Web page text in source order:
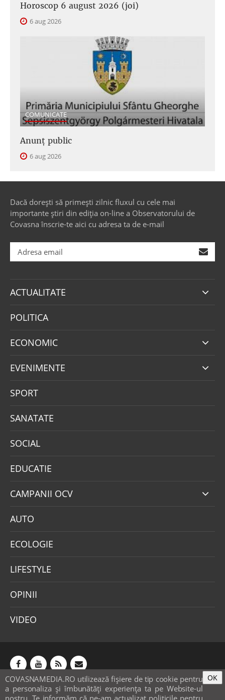
Horoscop 6 august 2026 (joi)
6 aug 2026
COMUNICATE
Anunţ public
6 aug 2026
Dacă dorești să primești zilnic fluxul cu cele mai
importante știri din ediția on-line a Observatorului de
Covasna înscrie-te aici cu adresa ta de e-mail
ACTUALITATE
POLITICA
ECONOMIC
EVENIMENTE
SPORT
SANATATE
SOCIAL
EDUCATIE
CAMPANII OCV
AUTO
ECOLOGIE
LIFESTYLE
OPINII
VIDEO
COVASNAMEDIA.RO utilizează fişiere de tip cookie pentru
a personaliza și îmbunătăți experiența ta pe Website-ul
nostru. Te informăm că ne-am actualizat politicile pentru
OK
Abonamente Publicitate
Mica publicitate
Contact
Sondaje POLITICA COOKIE-URI & GDPR